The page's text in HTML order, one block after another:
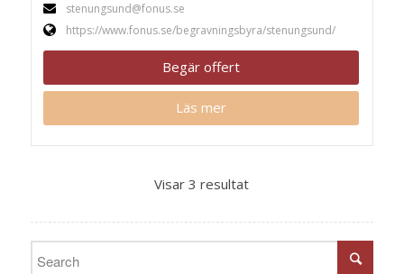
stenungsund@fonus.se
https://www.fonus.se/begravningsbyra/stenungsund/
Begär offert
Läs mer
Visar 3 resultat